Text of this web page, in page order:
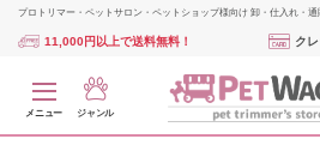
プロトリマー・ペットサロン・ペットショップ様向け 卸・仕入れ・通
11,000円以上で送料無料！ ク
メニュー ジャンル